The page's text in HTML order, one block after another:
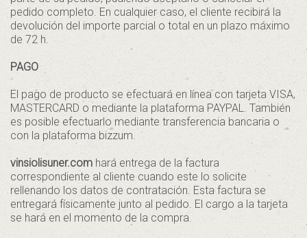
pedido completo. En cualquier caso, el cliente recibirá la
devolución del importe parcial o total en un plazo máximo
de 72 h.
PAGO
El pago de producto se efectuará en línea con tarjeta VISA,
MASTERCARD o mediante la plataforma PAYPAL. También
es posible efectuarlo mediante transferencia bancaria o
con la plataforma bizzum.
vinsiolisuner.com hará entrega de la factura
correspondiente al cliente cuando este lo solicite
rellenando los datos de contratación. Esta factura se
entregará físicamente junto al pedido. El cargo a la tarjeta
se hará en el momento de la compra.